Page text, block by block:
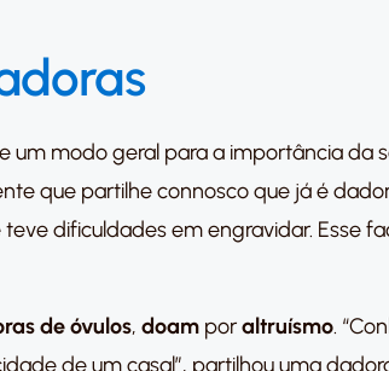
um modo geral para a importância da
que partilhe connosco que já é
dificuldades em engravidar. Esse
de óvulos, doam poraltruísmo.
de um casal”, partilhou uma